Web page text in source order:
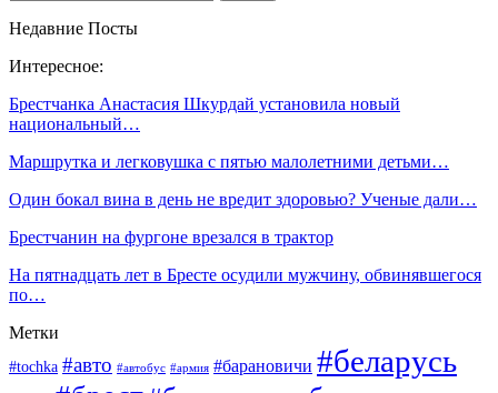
Недавние Посты
Интересное:
Брестчанка Анастасия Шкурдай установила новый
национальный…
Маршрутка и легковушка с пятью малолетними детьми…
Один бокал вина в день не вредит здоровью? Ученые дали…
Брестчанин на фургоне врезался в трактор
На пятнадцать лет в Бресте осудили мужчину, обвинявшегося
по…
Метки
#tochka #авто #автобус #армия #барановичи #беларусь